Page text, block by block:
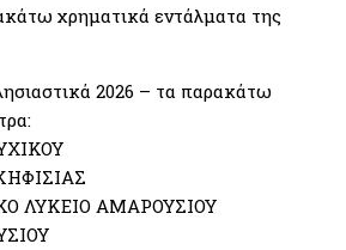
χρηματικά εντάλματα της
2026 – τα παρακάτω
ΛΥΚΕΙΟ ΑΜΑΡΟΥΣΙΟΥ